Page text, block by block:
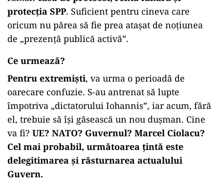
protecția SPP. Suficient pentru cineva care
oricum nu părea să fie prea atașat de noțiunea
de „prezență publică activă”.
Ce urmează?
Pentru extremiști, va urma o perioadă de
oarecare confuzie. S-au antrenat să lupte
împotriva „dictatorului Iohannis”, iar acum, fără
el, trebuie să își găsească un nou dușman. Cine
va fi? UE? NATO? Guvernul? Marcel Ciolacu?
Cel mai probabil, următoarea țintă este
delegitimarea și răsturnarea actualului
Guvern.